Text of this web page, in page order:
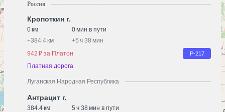
Россия
Кропоткин г.
0 км
0 мин в пути
+384.4 км +5 ч 38 мин
942 ₽ за Платон
Р-217
Платная дорога
Луганская Народная Республика
Антрацит г.
384.4 км 5 ч 38 мин в пути